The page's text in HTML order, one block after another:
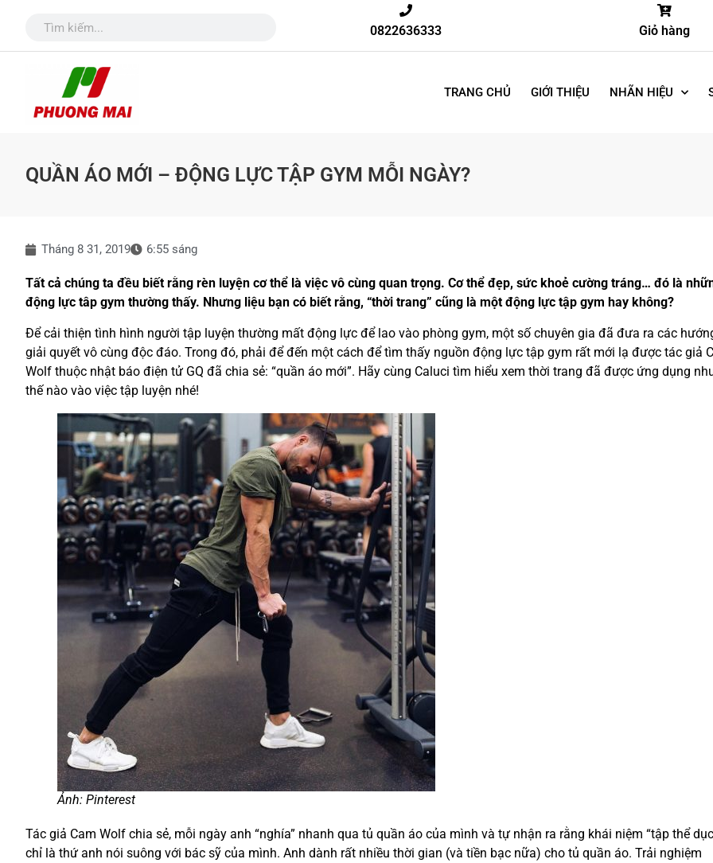
0822636333 Giỏ hàng
TRANG CHỦ GIỚI THIỆU NHÃN HIỆU
QUẦN ÁO MỚI – ĐỘNG LỰC TẬP GYM MỖI NGÀY?
Tháng 8 31, 2019 6:55 sáng
Tất cả chúng ta đều biết rằng rèn luyện cơ thể là việc vô cùng quan trọng. Cơ thể đẹp, sức khoẻ cường tráng… đó là
động lực tâp gym thường thấy. Nhưng liệu bạn có biết rằng, “thời trang” cũng là một động lực tập gym hay không?
Để cải thiện tình hình người tập luyện thường mất động lực để lao vào phòng gym, một số chuyên gia đã đưa ra các
giải quyết vô cùng độc đáo. Trong đó, phải để đến một cách để tìm thấy nguồn động lực tập gym rất mới lạ được tác giả
Wolf thuộc nhật báo điện tử GQ đã chia sẻ: “quần áo mới”. Hãy cùng Caluci tìm hiểu xem thời trang đã được ứng dụng
thế nào vào việc tập luyện nhé!
Ảnh: Pinterest
Tác giả Cam Wolf chia sẻ, mỗi ngày anh “nghía” nhanh qua tủ quần áo của mình và tự nhận ra rằng khái niệm “tập thể
chỉ là thứ anh nói suông với bác sỹ của mình. Anh dành rất nhiều thời gian (và tiền bạc nữa) cho tủ quần áo. Trải nghiệm